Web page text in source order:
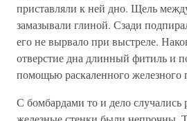
приставляли к ней дно. Щель
замазывали глиной. Сзади
его не вырвало при выстреле.
отверстие дна длинный фитиль и
помощью раскаленного железного
С бомбардами то и дело случались